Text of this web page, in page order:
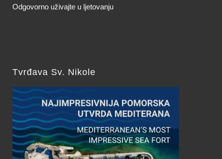
Odgovorno uživajte u ljetovanju
Tvrđava Sv. Nikole